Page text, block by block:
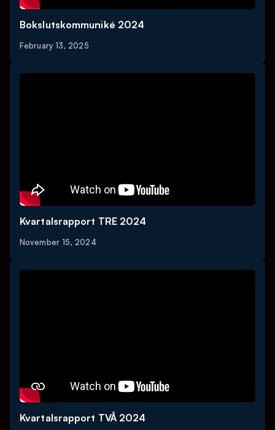
Bokslutskommuniké 2024
February 13, 2025
Kvartalsrapport TRE 2024
November 15, 2024
Kvartalsrapport TVÅ 2024